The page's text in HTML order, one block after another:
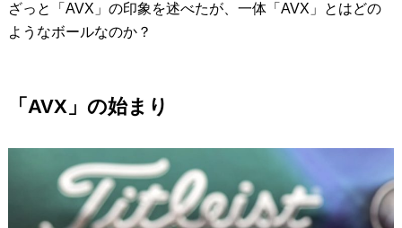
ざっと「AVX」の印象を述べたが、一体「AVX」とはどの
ようなボールなのか？
「AVX」の始まり